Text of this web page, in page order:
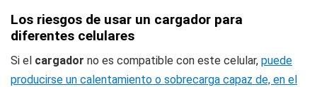
Los riesgos de usar un cargador para
diferentes celulares
Si el cargador no es compatible con este celular, puede
producirse un calentamiento o sobrecarga capaz de, en el